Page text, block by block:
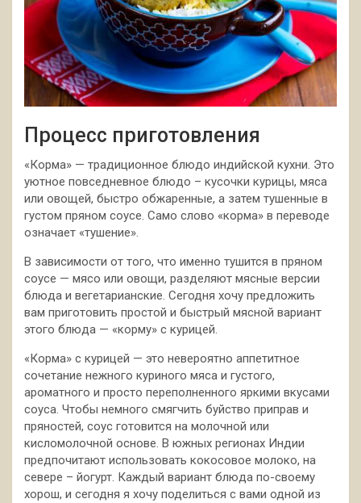
Процесс приготовления
«Корма» — традиционное блюдо индийской кухни. Это
уютное повседневное блюдо – кусочки курицы, мяса
или овощей, быстро обжаренные, а затем тушенные в
густом пряном соусе. Само слово «корма» в переводе
означает «тушение».
В зависимости от того, что именно тушится в пряном
соусе — мясо или овощи, разделяют мясные версии
блюда и вегетарианские. Сегодня хочу предложить
вам приготовить простой и быстрый мясной вариант
этого блюда — «корму» с курицей.
«Корма» с курицей — это невероятно аппетитное
сочетание нежного куриного мяса и густого,
ароматного и просто переполненного яркими вкусами
соуса. Чтобы немного смягчить буйство приправ и
пряностей, соус готовится на молочной или
кисломолочной основе. В южных регионах Индии
предпочитают использовать кокосовое молоко, на
севере – йогурт. Каждый вариант блюда по-своему
хорош, и сегодня я хочу поделиться с вами одной из